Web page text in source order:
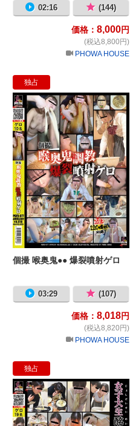
02:16 (144)
価格： 8,000円
(税込8,800円)
PHOWA HOUSE
独占
個撮 喉奥鬼●● 爆裂噴射ゲロ
03:29 (107)
価格： 8,018円
(税込8,820円)
PHOWA HOUSE
独占